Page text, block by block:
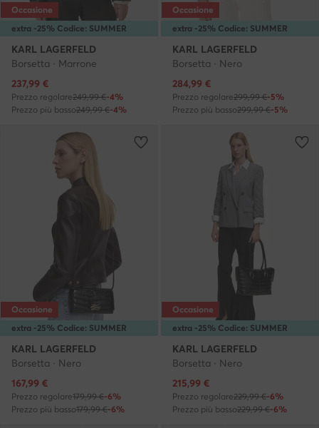
extra -25% Codice: SUMMER
Occasione
KARL LAGERFELD
Borsetta · Marrone
Prezzo attuale
237,99 €
Prezzo regolare249,99 €-4%
Prezzo più basso249,99 €-4%
extra -25% Codice: SUMMER
Occasione
KARL LAGERFELD
Borsetta · Nero
Prezzo attuale
284,99 €
Prezzo regolare299,99 €-5%
Prezzo più basso299,99 €-5%
extra -25% Codice: SUMMER
Occasione
KARL LAGERFELD
Borsetta · Nero
Prezzo attuale
167,99 €
Prezzo regolare179,99 €-6%
Prezzo più basso179,99 €-6%
extra -25% Codice: SUMMER
Occasione
KARL LAGERFELD
Borsetta · Nero
Prezzo attuale
215,99 €
Prezzo regolare229,99 €-6%
Prezzo più basso229,99 €-6%